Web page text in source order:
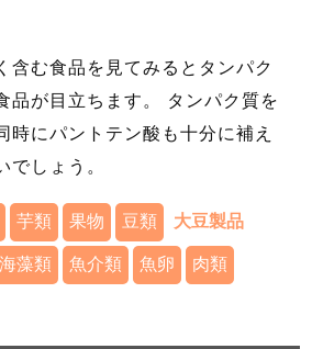
含む食品を見てみるとタンパク
品が目立ちます。 タンパク質を
時にパントテン酸も十分に補え
でしょう。
芋類 果物 豆類 大豆製品
海藻類 魚介類 魚卵 肉類